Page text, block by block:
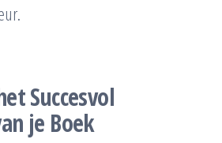
Succesvol
je Boek